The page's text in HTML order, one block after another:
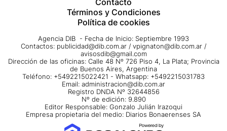
Contacto
Términos y Condiciones
Política de cookies
Agencia DIB - Fecha de Inicio: Septiembre 1993
Contactos: publicidad@dib.com.ar / vpignaton@dib.com.ar /
avisosdib@gmail.com
Dirección de las oficinas: Calle 48 Nº 726 Piso 4, La Plata; Provincia
de Buenos Aires, Argentina
Teléfono: +5492215022421 - Whatsapp: +5492215031783
Email: administracion@dib.com.ar
Registro DNDA Nº 32644856
Nº de edición: 9.890
Editor Responsable: Gonzalo Julián Irazoqui
Empresa propietaria del medio: Diarios Bonaerenses SA